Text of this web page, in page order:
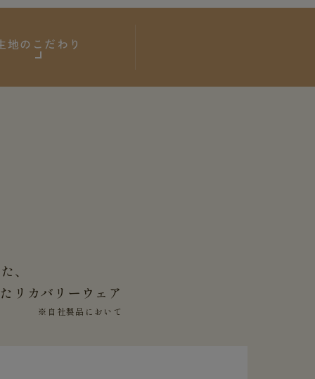
地のこだわり
、
リカバリーウェア
※自社製品において